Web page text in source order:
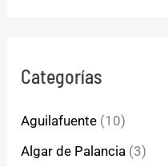
Categorías
Aguilafuente (10)
Algar de Palancia (3)